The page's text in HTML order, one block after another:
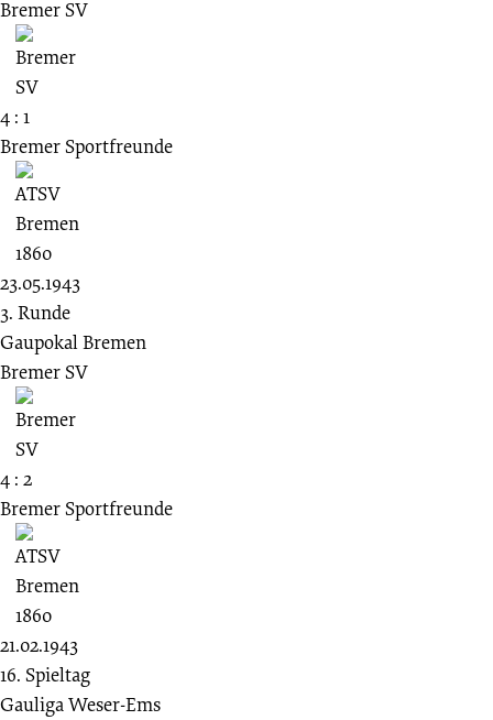
Bremer SV
4 : 1
Bremer Sportfreunde
23.05.1943
3. Runde
Gaupokal Bremen
Bremer SV
4 : 2
Bremer Sportfreunde
21.02.1943
16. Spieltag
Gauliga Weser-Ems